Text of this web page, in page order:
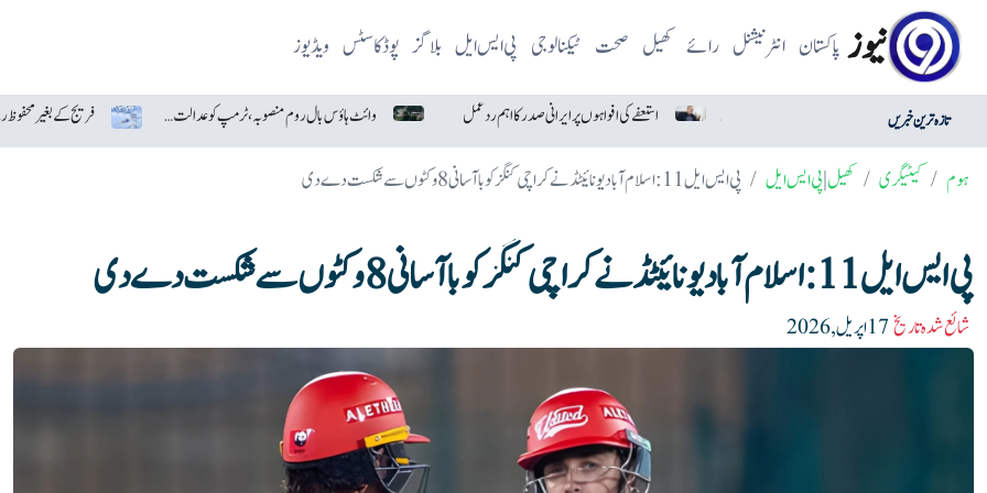
نیوز پاکستان انٹرنیشنل رائے کھیل صحت ٹیکنالوجی پی ایس ایل بلاگز پوڈکاسٹس ویڈیوز
تازہ ترین خبریں میکسیکو سے درآمد ہری مرچ امریکا میں خطرناک قرار استعفے کی افواہوں پر ایرانی صدر کا اہم ردعمل وائٹ ہاؤس بال روم منصوبہ، ٹرمپ کو عدالت سے بڑا جھٹکا
ہوم کیٹیگری کھیل|پی ایس ایل پی ایس ایل11: اسلام آباد یونائیٹڈ نے کراچی کنگز کو با آسانی 8 وکٹوں سے شکست دےدی
پی ایس ایل11: اسلام آباد یونائیٹڈ نے کراچی کنگز کو با آسانی 8 وکٹوں سے شکست دےدی
شائع شدہ تاریخ